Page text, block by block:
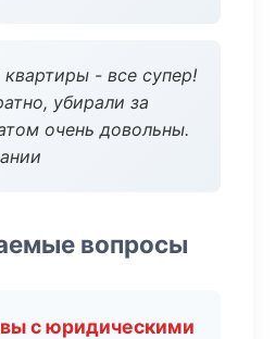
- все супер!
убирали за
очень довольны.
вопросы
с юридическими